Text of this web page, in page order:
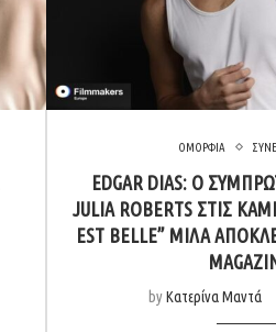
ΟΜΟΡΦΙΑ
EDGAR DIAS: Ο
JULIA ROBERTS ΣΤΙΣ
EST BELLE” ΜΙΛΆ
byΚατερίνα Μαντά